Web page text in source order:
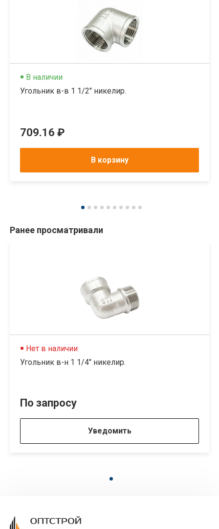
В наличии
Угольник в-в 1 1/2" никелир.
709.16 ₽
В корзину
Ранее просматривали
Нет в наличии
Угольник в-н 1 1/4" никелир.
По запросу
Уведомить